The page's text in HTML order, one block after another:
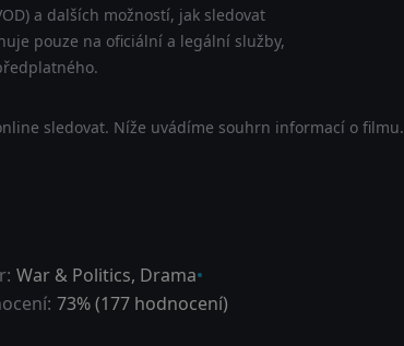
a dalších možností, jak sledovat
pouze na oficiální a legální služby,
sledovat. Níže uvádíme souhrn informací o filmu.
War & Politics, Drama
73% (177 hodnocení)